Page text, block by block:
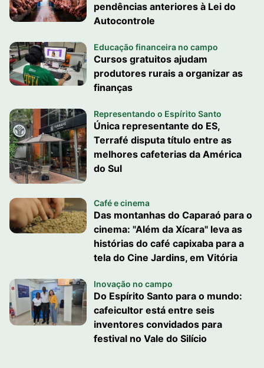
pendências anteriores à Lei do
Autocontrole
Educação financeira no campo
Cursos gratuitos ajudam
produtores rurais a organizar as
finanças
Representando o Espírito Santo
Única representante do ES,
Terrafé disputa título entre as
melhores cafeterias da América
do Sul
Café e cinema
Das montanhas do Caparaó para o
cinema: "Além da Xícara" leva as
histórias do café capixaba para a
tela do Cine Jardins, em Vitória
Inovação no campo
Do Espírito Santo para o mundo:
cafeicultor está entre seis
inventores convidados para
festival no Vale do Silício